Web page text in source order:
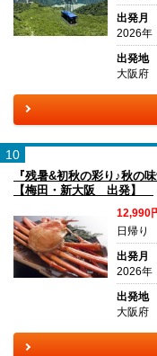
出発月
2026
出発地
大阪府
10
『残暑&初秋の彩り♪秋の
【梅田・新大阪 出発】
12,990
日帰り
出発月
2026
出発地
大阪府